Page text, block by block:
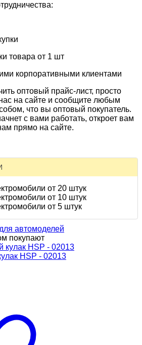
товара от 1 шт
корпоративными клиентами
оптовый прайс-лист, просто
на сайте и сообщите любым
что вы оптовый покупатель.
с вами работать, откроет вам
прямо на сайте.
от 20 штук
от 10 штук
от 5 штук
автомоделей
покупают
HSP - 02013